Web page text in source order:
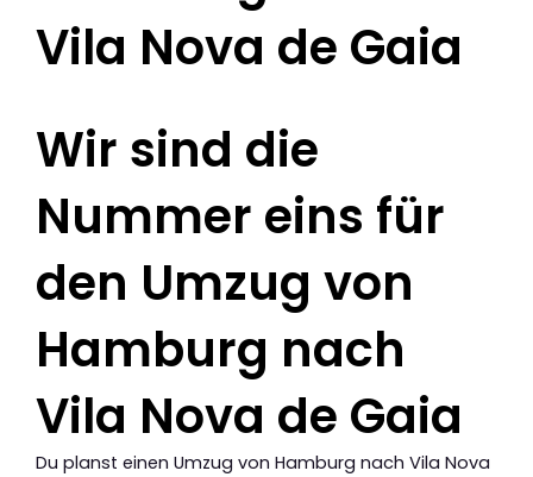
Vila Nova de Gaia
Wir sind die
Nummer eins für
den Umzug von
Hamburg nach
Vila Nova de Gaia
Du planst einen Umzug von Hamburg nach Vila Nova